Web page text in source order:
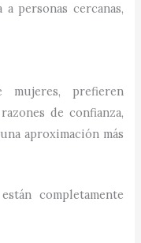
personas cercanas,
mujeres, prefieren
de confianza,
aproximación más
están completamente